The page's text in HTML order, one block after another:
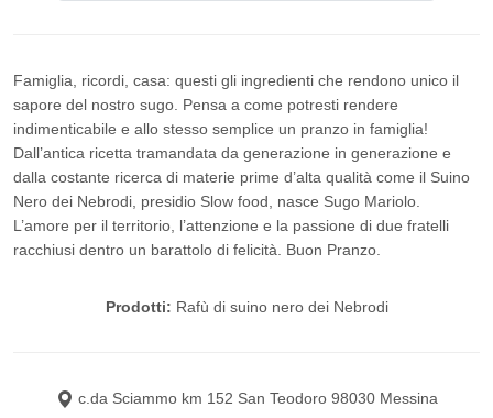
Famiglia, ricordi, casa: questi gli ingredienti che rendono unico il
sapore del nostro sugo. Pensa a come potresti rendere
indimenticabile e allo stesso semplice un pranzo in famiglia!
Dall’antica ricetta tramandata da generazione in generazione e
dalla costante ricerca di materie prime d’alta qualità come il Suino
Nero dei Nebrodi, presidio Slow food, nasce Sugo Mariolo.
L’amore per il territorio, l’attenzione e la passione di due fratelli
racchiusi dentro un barattolo di felicità. Buon Pranzo.
Prodotti: Rafù di suino nero dei Nebrodi
c.da Sciammo km 152 San Teodoro 98030 Messina